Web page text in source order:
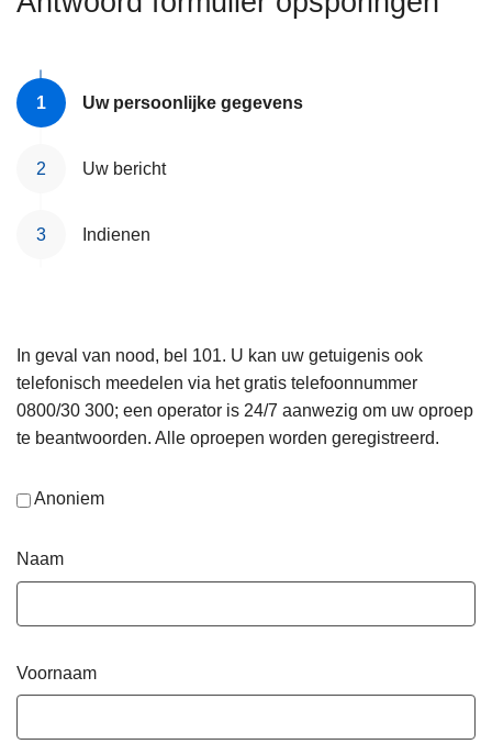
Uw persoonlijke gegevens
Uw bericht
Indienen
In geval van nood, bel 101. U kan uw getuigenis ook
telefonisch meedelen via het gratis telefoonnummer
0800/30 300; een operator is 24/7 aanwezig om uw oproep
te beantwoorden. Alle oproepen worden geregistreerd.
Anoniem
Naam
Voornaam